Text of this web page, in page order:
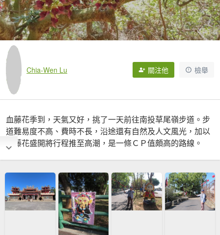
Chia-Wen Lu 關注他 檢舉
血藤花季到，天氣又好，挑了一天前往南投草尾嶺步道。步
道難易度不高、費時不長，沿途還有自然及人文風光，加以
血藤花盛開將行程推至高潮，是一條ＣＰ值頗高的路線。